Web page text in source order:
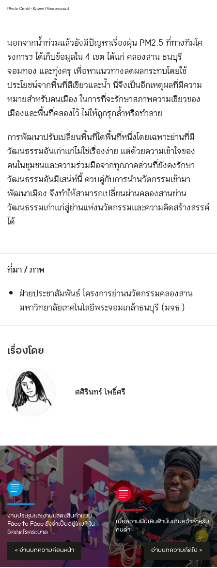
Photo Credit: Kawin Piboonsawat
นอกจากน้ำท่วมแล้วยังมีปัญหาเรื่องฝุ่น PM2.5 ที่ทางทีมโค
รงการฯ ได้เก็บข้อมูลใน 4 เขต ได้แก่ คลองสาน ธนบุรี
จอมทอง และทุ่งครุ เพื่อหาแนวทางลดผลกระทบโดยใช้
ประโยชน์จากพื้นที่สีเขียวและน้ำ นี่จึงเป็นอีกเหตุผลที่มีความ
หมายสำหรับคนเมือง ในการที่จะรักษาสภาพความเขียวของ
เมืองและพื้นที่คลองไว้ ไม่ให้ถูกรุกล้ำหรือทำลาย
การพัฒนาปรับเปลี่ยนพื้นที่ใดพื้นที่หนึ่งโดยเฉพาะย่านที่มี
วัฒนธรรมอันเก่าแก่ไม่ใช่เรื่องง่าย แต่ด้วยความเข้าใจของ
คนในชุมชนและความร่วมมือจากทุกภาคส่วนที่ยังคงรักษา
วัฒนธรรมอันมีเสน่ห์นี้ ควบคู่กับการนำนวัตกรรมเข้ามา
พัฒนาเมือง จึงทำให้สามารถเปลี่ยนผ่านคลองสานย่าน
วัฒนธรรมเก่าแก่สู่ย่านแห่งนวัตกรรมและความคิดสร้างสรรค์
ได้
ที่มา / ภาพ
ฝ่ายประชาสัมพันธ์ โครงการย่านนวัตกรรมคลองสาน
มหาวิทยาลัยเทคโนโลยีพระจอมเกล้าธนบุรี (มจธ.)
เรื่องโดย
ศศิรินทร์ โพธิ์ศรี
งานประชุมและงานแสดงสินค้าแบบ
Face to Face ยังจำเป็นอยู่ไหม? ใน
วิกฤตโรคระบาด
< อ่านบทความก่อนหน้า
เมื่อความฝันเหินฟ้านั้นเกินคว้าสำหรับ
คนดำ
อ่านบทความถัดไป >